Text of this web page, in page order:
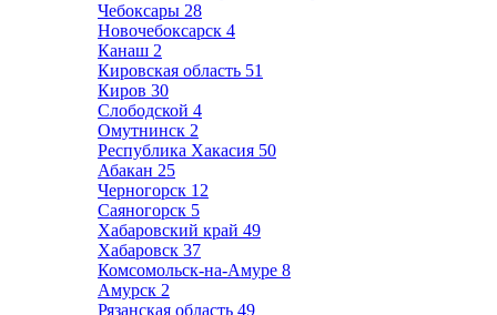
Чебоксары 28
Новочебоксарск 4
Канаш 2
Кировская область 51
Киров 30
Слободской 4
Омутнинск 2
Республика Хакасия 50
Абакан 25
Черногорск 12
Саяногорск 5
Хабаровский край 49
Хабаровск 37
Комсомольск-на-Амуре 8
Амурск 2
Рязанская область 49